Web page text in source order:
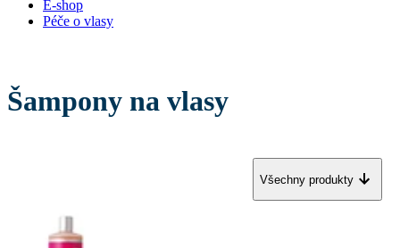
E-shop
Péče o vlasy
Šampony na vlasy
Všechny produkty